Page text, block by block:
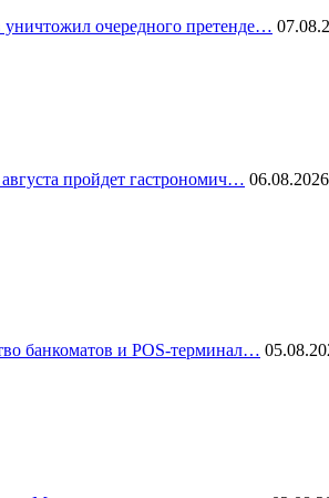
очередного претенде…
пройдет гастрономич…
банкоматов и POS-терминал…